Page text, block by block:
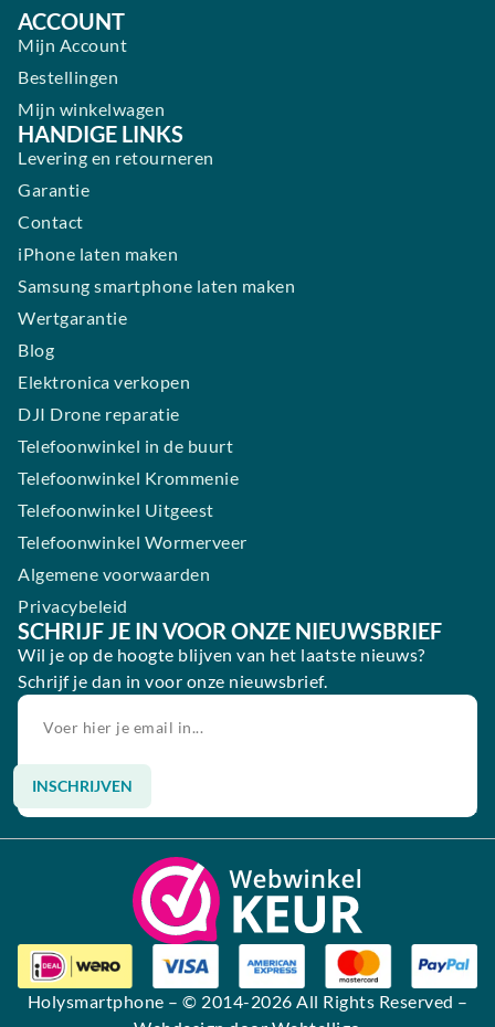
ACCOUNT
Mijn Account
Bestellingen
Mijn winkelwagen
HANDIGE LINKS
Levering en retourneren
Garantie
Contact
iPhone laten maken
Samsung smartphone laten maken
Wertgarantie
Blog
Elektronica verkopen
DJI Drone reparatie
Telefoonwinkel in de buurt
Telefoonwinkel Krommenie
Telefoonwinkel Uitgeest
Telefoonwinkel Wormerveer
Algemene voorwaarden
Privacybeleid
SCHRIJF JE IN VOOR ONZE NIEUWSBRIEF
Wil je op de hoogte blijven van het laatste nieuws?
Schrijf je dan in voor onze nieuwsbrief.
INSCHRIJVEN
Alternative:
Holysmartphone – © 2014-2026 All Rights Reserved –